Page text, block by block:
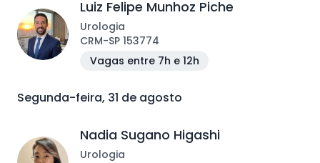
Luiz Felipe Munhoz Piche
Urologia
CRM-SP 153774
Vagas entre 7h e 12h
Segunda-feira, 31 de agosto
Nadia Sugano Higashi
Urologia